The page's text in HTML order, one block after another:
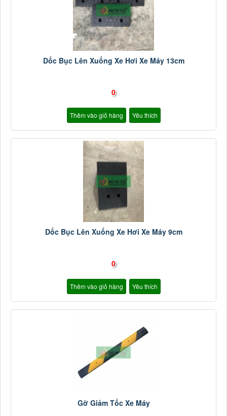
Dốc Bục Lên Xuống Xe Hơi Xe Máy 13cm
0
Thêm vào giỏ hàng Yêu thích
Dốc Bục Lên Xuống Xe Hơi Xe Máy 9cm
0
Thêm vào giỏ hàng Yêu thích
Gờ Giảm Tốc Xe Máy